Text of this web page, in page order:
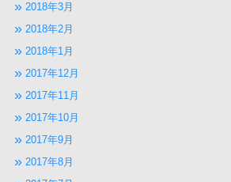
2018年3月
2018年2月
2018年1月
2017年12月
2017年11月
2017年10月
2017年9月
2017年8月